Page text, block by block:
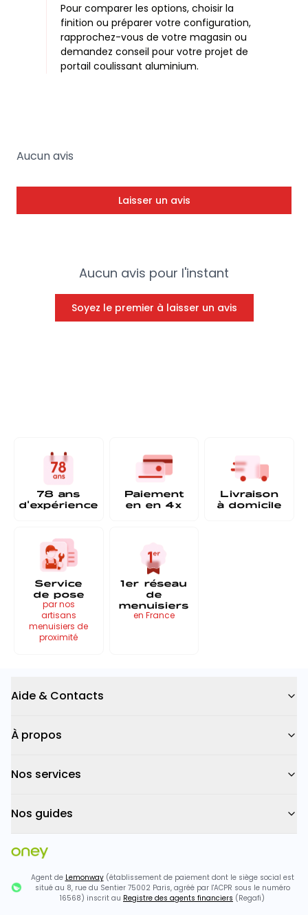
Pour comparer les options, choisir la
finition ou préparer votre configuration,
rapprochez-vous de votre magasin ou
demandez conseil pour votre projet de
portail coulissant aluminium.
Aucun avis pour l'instant
Soyez le premier à laisser un avis
Aucun avis
Laisser un avis
78 ans
d'expérience
Paiement
en en 4x
Livraison
à domicile
Service
de pose
par nos
artisans
menuisiers de
proximité
1er réseau
de
menuisiers
en France
Aide & Contacts
À propos
Nos services
Nos guides
Agent de Lemonway(établissement de paiement dont le siège social est
situé au 8, rue du Sentier 75002 Paris, agréé par l'ACPR sous le numéro
16568) inscrit au Registre des agents financiers (Regafi)